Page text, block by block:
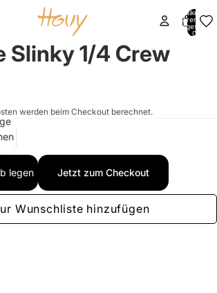
Artikel im
Warenkorb
insgesamt:
0
Slinky 1/4 Crew
werden beim Checkout berechnet.
legen Jetzt zum Checkout
Wunschliste hinzufügen